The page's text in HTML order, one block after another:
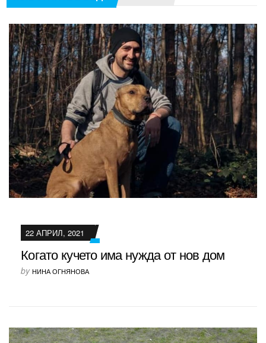
22 АПРИЛ, 2021
Когато кучето има нужда от нов дом
by НИНА ОГНЯНОВА